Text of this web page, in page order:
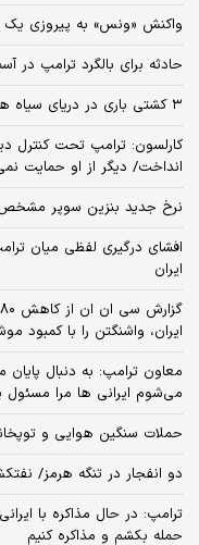
واکنش «ونس» به پیروزی یک
حادثه برای بالگرد ترامپ در
۳ کشتی باری در دریای سیاه هدف قرار گرفت
کارلسون: ترامپ تحت کنترل
انداخت/ دیگر از او حمایت
نرخ جدید بنزین سوپر
افشای درگیری لفظی میان
ایران
ایران، واشنگتن را با کمبود
معاون ترامپ: به دنبال
می‌شوم ایرانی ها مرا مسئول
حملات سنگین هوایی و
دو انفجار در تنگه هرمز/
ترامپ: در حال مذاکره با
حمله بکشم و مذاکره کنیم